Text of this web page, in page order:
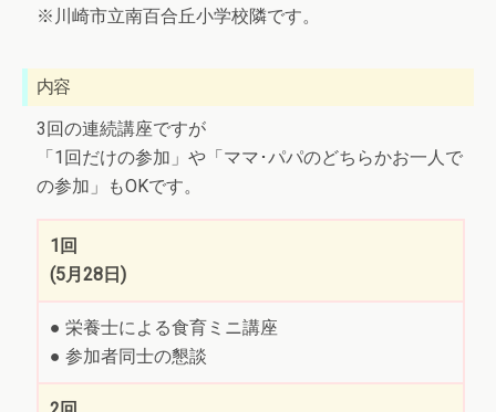
※川崎市立南百合丘小学校隣です。
内容
3回の連続講座ですが
「1回だけの参加」や「ママ･パパのどちらかお一人で
の参加」もOKです。
1回
(5月28日)
● 栄養士による食育ミニ講座
● 参加者同士の懇談